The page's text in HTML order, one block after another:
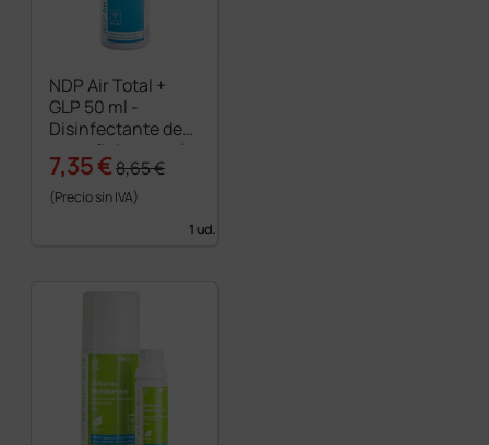
NDP Air Total +
GLP 50 ml -
Disinfectante de
superficies por vía
aérea
7,35 €8,65 €
(Precio sin IVA)
1 ud.